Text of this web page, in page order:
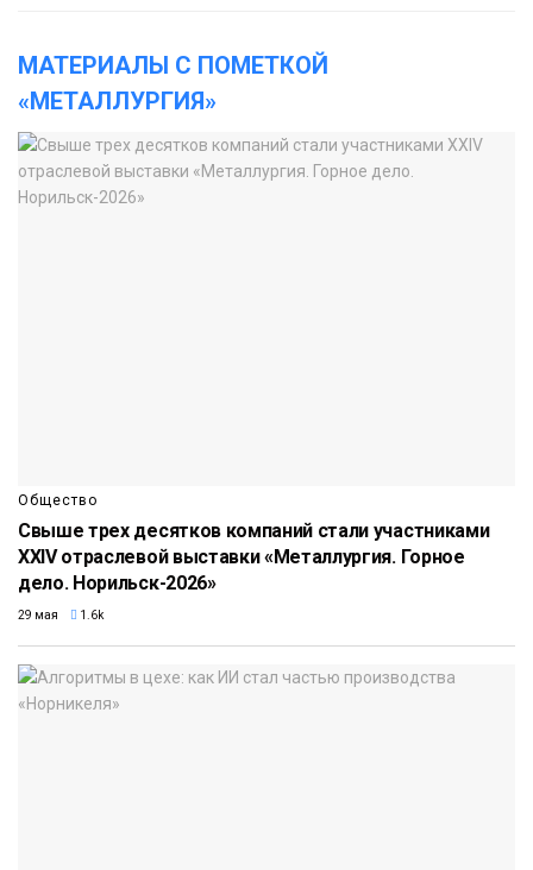
МАТЕРИАЛЫ С ПОМЕТКОЙ
«МЕТАЛЛУРГИЯ»
Общество
Свыше трех десятков компаний стали участниками
XXIV отраслевой выставки «Металлургия. Горное
дело. Норильск-2026»
29 мая 1.6k